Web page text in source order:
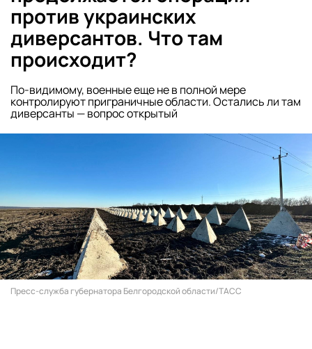
против украинских
диверсантов. Что там
происходит?
По-видимому, военные еще не в полной мере
контролируют приграничные области. Остались ли там
диверсанты — вопрос открытый
Пресс-служба губернатора Белгородской области/ТАСС